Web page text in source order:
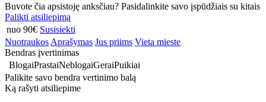
Buvote čia apsistoję anksčiau? Pasidalinkite savo įspūdžiais su kitais
Palikti atsiliepimą
nuo 90€ Susisiekti
Nuotraukos Aprašymas Jus priims Vieta mieste
Bendras įvertinimas
BlogaiPrastaiNeblogaiGeraiPuikiai
Palikite savo bendra vertinimo balą
Ką rašyti atsiliepime